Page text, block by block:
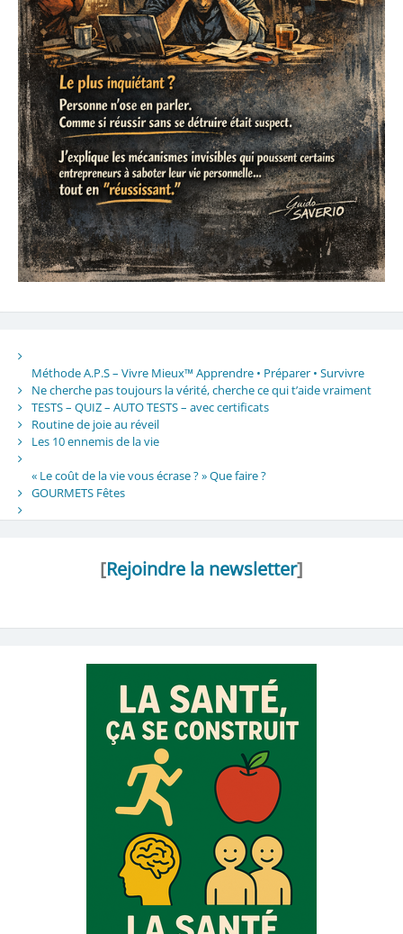
Méthode A.P.S – Vivre Mieux™ Apprendre • Préparer • Survivre
Ne cherche pas toujours la vérité, cherche ce qui t’aide vraiment
TESTS – QUIZ – AUTO TESTS – avec certificats
Routine de joie au réveil
Les 10 ennemis de la vie
« Le coût de la vie vous écrase ? » Que faire ?
GOURMETS Fêtes
[Rejoindre la newsletter]